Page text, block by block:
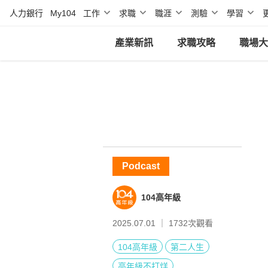
人力銀行 My104 工作 求職 職涯 測驗 學習
產業新訊 求職攻略 職場
Podcast
104高年級
2025.07.01 ｜ 1732次觀看
104高年級
第二人生